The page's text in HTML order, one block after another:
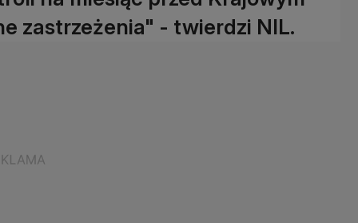
zastrzeżenia" - twierdzi NIL.